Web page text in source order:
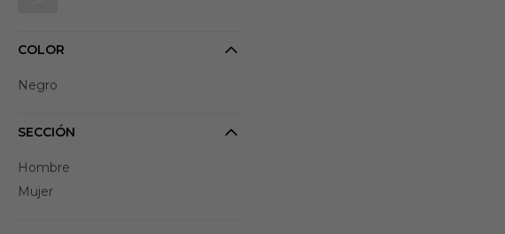
COLOR
Negro
SECCIÓN
Hombre
Mujer